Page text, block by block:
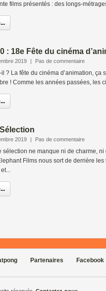
films présentés : des longs-
: 18e Fête du cinéma
2019 | Pas de commentaire
il ? La fête du cinéma d’animation,
! Comme les années passées, les
2019 | Pas de commentaire
sélection ne manque ni de charme,
Films nous sort de derrière
Partenaires Facebook